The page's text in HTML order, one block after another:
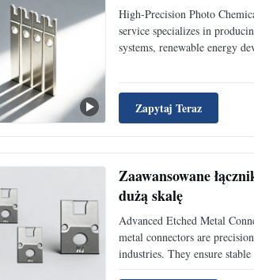
High-Precision Photo
service specializes in
systems, renewable energy
Zapytaj Teraz
Zaawansowane
dużą skalę
Advanced Etched Metal
metal connectors are
industries. They ensure